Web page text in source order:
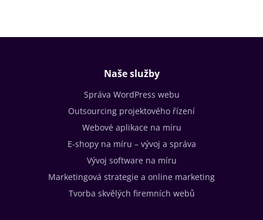
Naše služby
Správa WordPress webu
Outsourcing projektového řízení
Webové aplikace na míru
E-shopy na míru – vývoj a správa
Vývoj software na míru
Marketingová strategie a online marketing
Tvorba skvělých firemních webů